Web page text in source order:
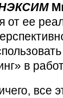
от ее
в
все